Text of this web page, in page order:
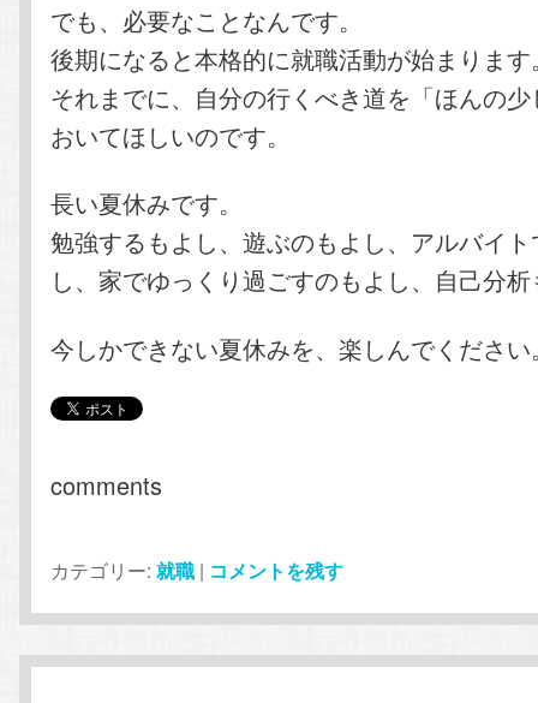
でも、必要なことなんです。
後期になると本格的に就職活動が始まります
それまでに、自分の行くべき道を「ほんの
おいてほしいのです。
長い夏休みです。
勉強するもよし、遊ぶのもよし、アルバイ
し、家でゆっくり過ごすのもよし、自己分
今しかできない夏休みを、楽しんでください
comments
カテゴリー: 就職 | コメントを残す